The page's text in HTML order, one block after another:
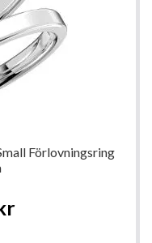
Förlovningsring